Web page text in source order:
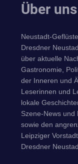
Über uns
Neustadt-
Dresdner
über aktuelle
Gastronomie,
der Inneren und
Leserinnen und
lokale
Szene-News und
sowie den
Leipziger
Dresdner